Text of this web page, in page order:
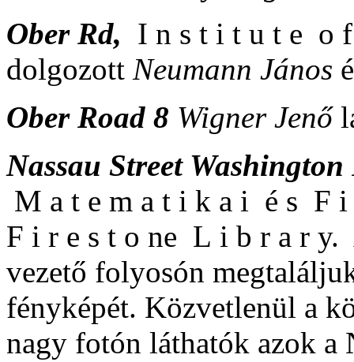
Ober Rd, I n s t i t u t e o
dolgozott Neumann János
Ober Road 8 Wigner Jenő
Nassau Street
M a t e m a t i k a i é s F
F i r e s t o ne L i b r a r
vezető folyosón
fényképét. Közvetlenül a
nagy fotón láthatók azok